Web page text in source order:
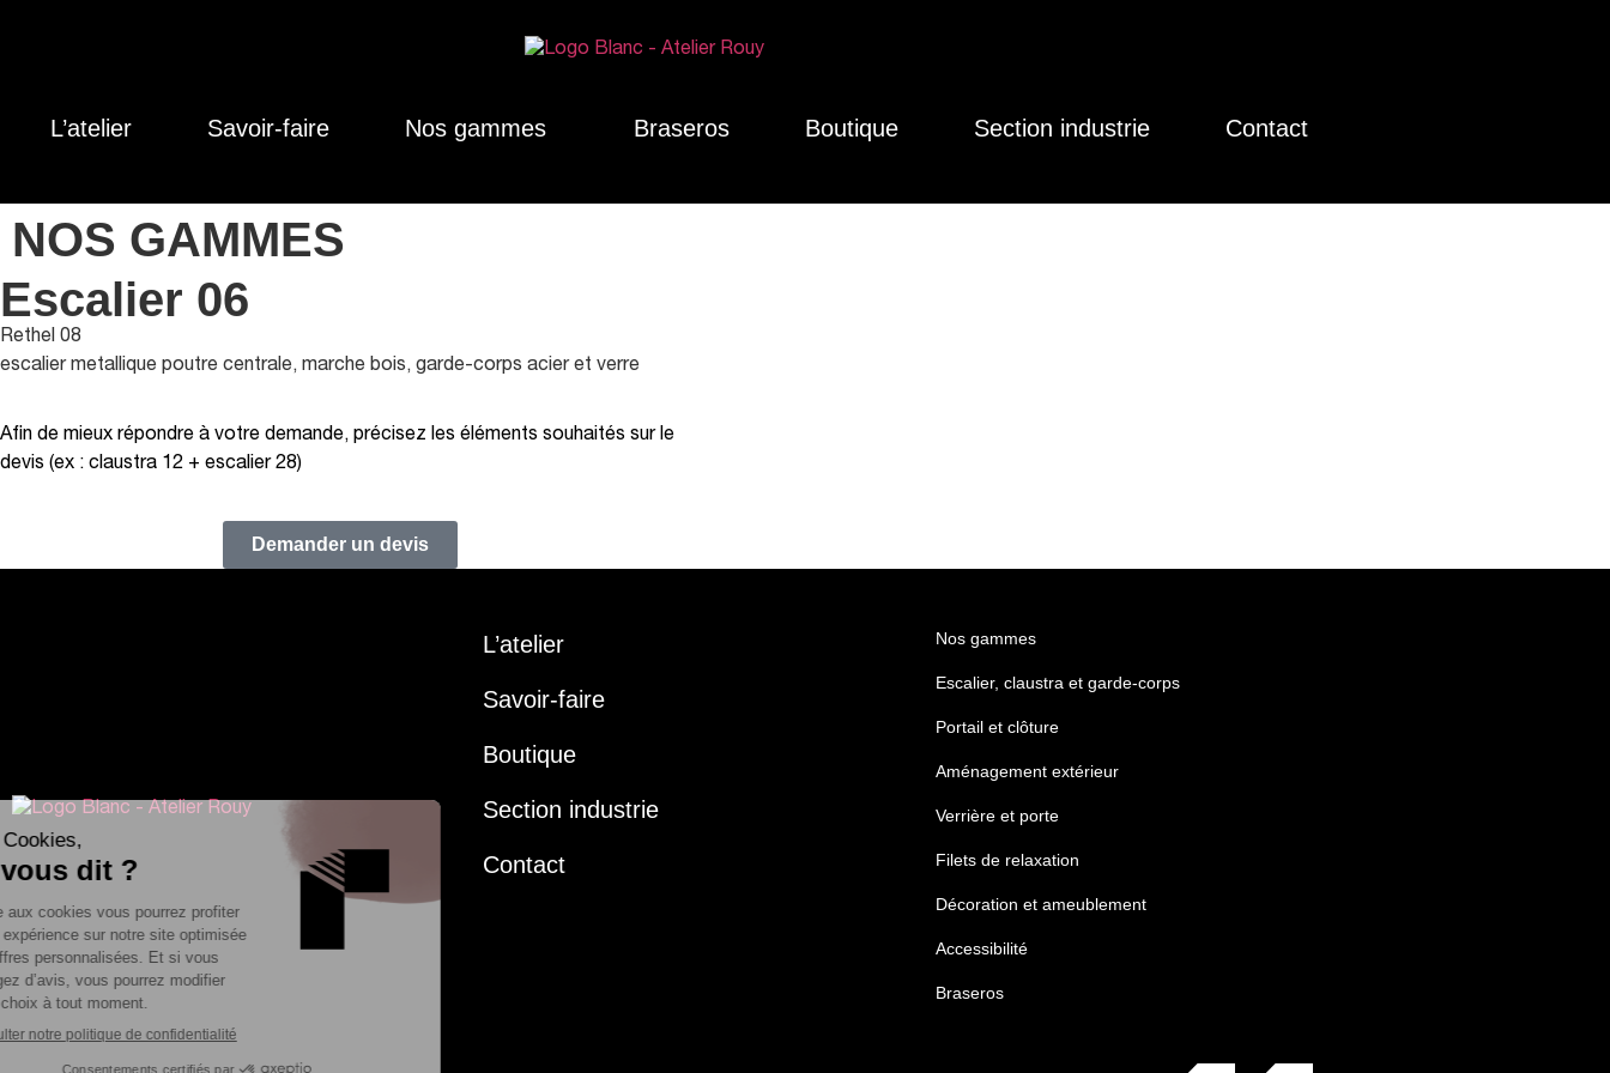
L’atelier Savoir-faire Nos gammes Braseros Boutique Section industrie Contact
NOS GAMMES
Escalier 06
Rethel 08
escalier metallique poutre centrale, marche bois, garde-corps acier et verre
Afin de mieux répondre à votre demande, précisez les éléments souhaités sur le
devis (ex : claustra 12 + escalier 28)
Demander un devis
L’atelier
Savoir-faire
Boutique
Section industrie
Contact
Nos gammes
Escalier, claustra et garde-corps
Portail et clôture
Aménagement extérieur
Verrière et porte
Filets de relaxation
Décoration et ameublement
Accessibilité
Braseros